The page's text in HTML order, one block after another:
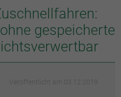
gespeicherte
Veröffentlicht am 03.12.2019